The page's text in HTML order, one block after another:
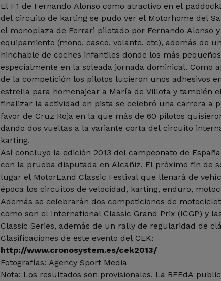
El F1 de Fernando Alonso como atractivo en el
del circuito de karting se pudo ver el Motorhome del
el monoplaza de Ferrari pilotado por Fernando Alonso
equipamiento (mono, casco, volante, etc), además de
hinchable de coches infantiles donde los más
especialmente en la soleada jornada dominical. Como
de la competición los pilotos lucieron unos adhesivos
estrella para homenajear a María de Villota y también
finalizar la actividad en pista se celebró una carrera a
favor de Cruz Roja en la que más de 60 pilotos
dando dos vueltas a la variante corta del circuito
karting.
Así concluye la edición 2013 del campeonato de
con la prueba disputada en Alcañiz. El próximo fin de
lugar el MotorLand Classic Festival que llenará de
época los circuitos de velocidad, karting, enduro,
Además se celebrarán dos competiciones de
como son el International Classic Grand Prix (ICGP) y
Classic Series, además de un rally de regularidad de
Clasificaciones de este evento del CEK:
http://www.cronosystem.es/cek2013/
Fotografías: Agency Sport Media
Nota: Los resultados son provisionales. La RFEdA